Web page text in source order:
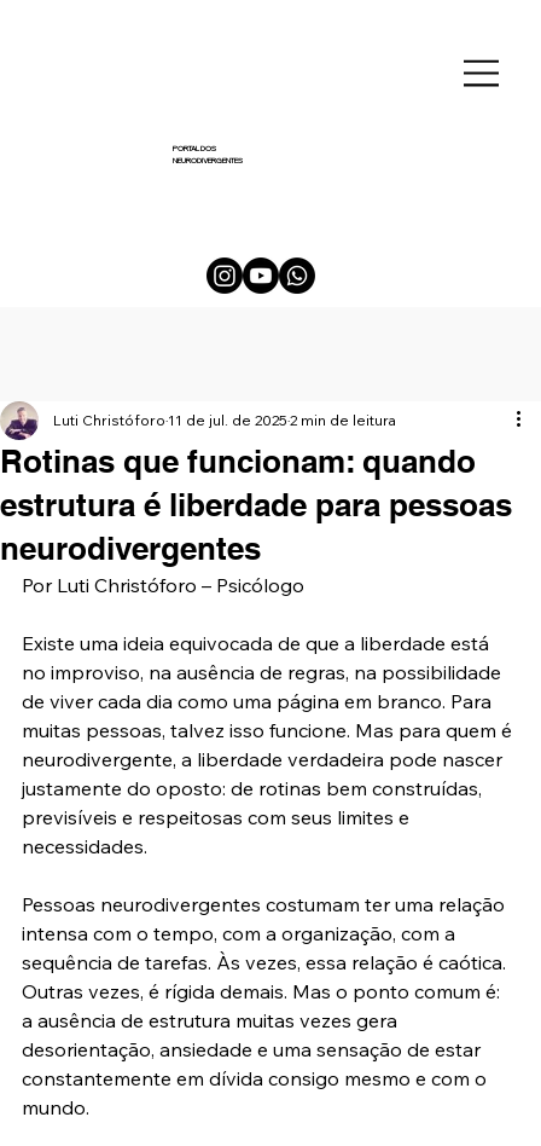
PORTAL DOS
NEURODIVERGENTES
Rotinas que funcionam: quando
estrutura é liberdade para pessoas
neurodivergentes
Luti Christóforo 11 de jul. de 2025 2 min de leitura
Por Luti Christóforo – Psicólogo
Existe uma ideia equivocada de que a liberdade está
no improviso, na ausência de regras, na possibilidade
de viver cada dia como uma página em branco. Para
muitas pessoas, talvez isso funcione. Mas para quem é
neurodivergente, a liberdade verdadeira pode nascer
justamente do oposto: de rotinas bem construídas,
previsíveis e respeitosas com seus limites e
necessidades.
Pessoas neurodivergentes costumam ter uma relação
intensa com o tempo, com a organização, com a
sequência de tarefas. Às vezes, essa relação é caótica.
Outras vezes, é rígida demais. Mas o ponto comum é:
a ausência de estrutura muitas vezes gera
desorientação, ansiedade e uma sensação de estar
constantemente em dívida consigo mesmo e com o
mundo.